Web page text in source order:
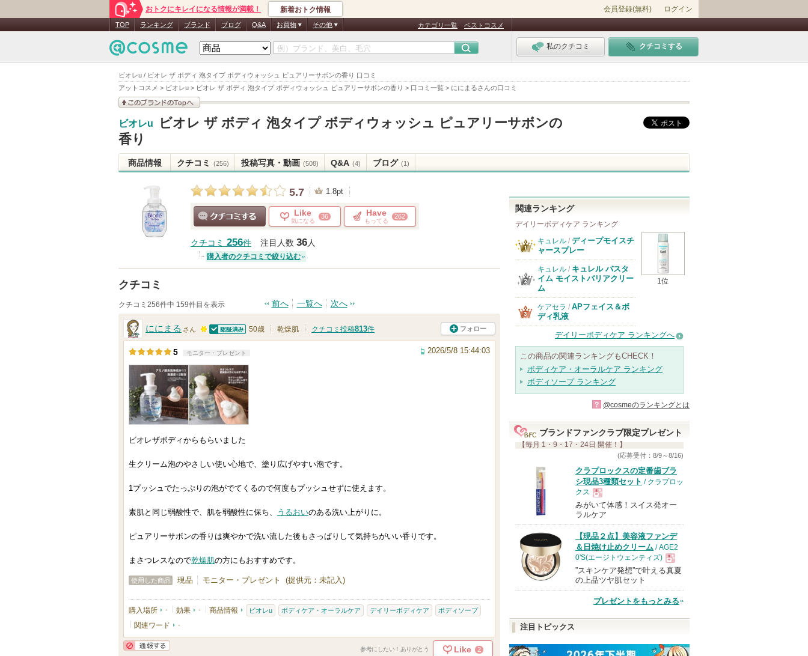
ビオレu / ビオレ ザ ボディ 泡タイプ ボディウォッシュ ピュアリーサボンの香り 口コミ
アットコスメ > ビオレu > ビオレ ザ ボディ 泡タイプ ボディウォッシュ ピュアリーサボンの香り > 口コミ一覧 > ににまるさんの口コミ
おトクにキレイになる情報が満載！ 新着おトク情報 会員登録(無料) ログイン
TOP ランキング ブランド ブログ Q&A お買物 その他 カテゴリ一覧 ベストコスメ
私のクチコミ クチコミする
このブランドの情報を
見る
ビオレu
ビオレ ザ ボディ 泡タイプ ボディウォッシュ ピュアリーサボンの
香り
商品情報 クチコミ (256) 投稿写真・動画 (508) Q&A (4) ブログ (1)
5.7 1.8pt
Like
気になる
36 Have
もってる
262
クチコミ 256件 注目人数 36人
購入者のクチコミで絞り込む
クチコミ
クチコミ256件中 159件目を表示 前へ 一覧へ 次へ
ににまる さん
1
0
0
人
以
上
ン
に
気
に
登
さ
認証済
50歳 乾燥肌 クチコミ投稿813件 フォロー
5 モニター・プレゼント 2026/5/8 15:44:03
ビオレザボディからもらいました
生クリーム泡のやさしい使い心地で、塗り広げやすい泡です。
1プッシュでたっぷりの泡がでてくるので何度もプッシュせずに使えます。
素肌と同じ弱酸性で、肌を弱酸性に保ち、 うるおいのある洗い上がりに。
ピュアリーサボンの香りは爽やかで洗い流した後もさっぱりして気持ちがいい香りです。
まさつレスなので乾燥肌の方にもおすすめです。
使用した商品 現品 モニター・プレゼント (提供元：未記入)
購入場所 - 効果 - 商品情報 ビオレu ボディケア・オーラルケア デイリーボディケア ボディソープ
関連ワード -
参考にしたい！ありがとう Like 2
関連ランキング
デイリーボディケア ランキング
1位
キュレル / ディープモイスチ
ャースプレー
キュレル / キュレル バスタ
イム モイストバリアクリー
ム
ケアセラ / APフェイス＆ボ
ディ乳液
デイリーボディケア ランキングへ
この商品の関連ランキングもCHECK！
ボディケア・オーラルケア ランキング
ボディソープ ランキング
? @cosmeのランキングとは
ブランドファンクラブ限定プレゼント
【毎月 1・9・17・24日 開催！】
(応募受付：8/9～8/16)
クラプロックスの定番歯ブラ
シ現品3種類セット / クラプロッ
クス
現
品
みがいて体感！スイス発オー
ラルケア
【現品２点】美容液ファンデ
＆日焼け止めクリーム / AGE2
0'S(エージトウェンティズ)
現
品
”スキンケア発想”で叶える真夏
の上品ツヤ肌セット
プレゼントをもっとみる
注目トピックス